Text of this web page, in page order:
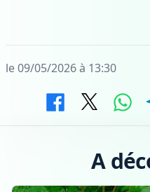
le 09/05/2026 à 13:30
A